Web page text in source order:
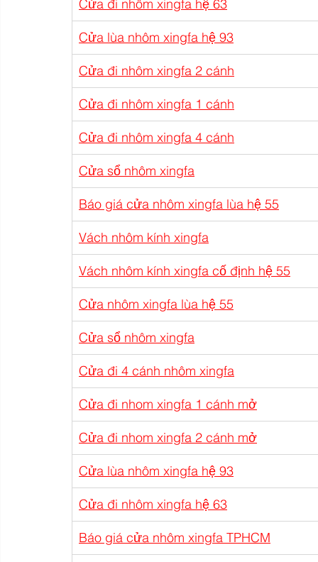
Cửa đi nhôm xingfa hệ 63
Cửa lùa nhôm xingfa hệ 93
Cửa đi nhôm xingfa 2 cánh
Cửa đi nhôm xingfa 1 cánh
Cửa đi nhôm xingfa 4 cánh
Cửa sổ nhôm xingfa
Báo giá cửa nhôm xingfa lùa hệ 55
Vách nhôm kính xingfa
Vách nhôm kính xingfa cố định hệ 55
Cửa nhôm xingfa lùa hệ 55
Cửa sổ nhôm xingfa
Cửa đi 4 cánh nhôm xingfa
Cửa đi nhom xingfa 1 cánh mở
Cửa đi nhom xingfa 2 cánh mở
Cửa lùa nhôm xingfa hệ 93
Cửa đi nhôm xingfa hệ 63
Báo giá cửa nhôm xingfa TPHCM